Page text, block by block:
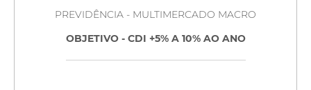
PREVIDÊNCIA - MULTIMERCADO MACRO
OBJETIVO - CDI +5% A 10% AO ANO